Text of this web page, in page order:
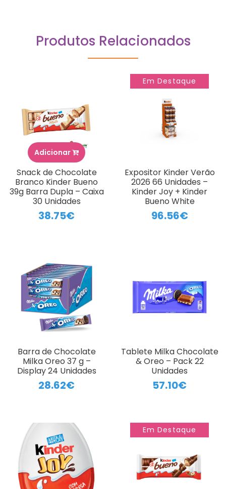
Produtos Relacionados
Adicionar
Snack de Chocolate
Branco Kinder Bueno
39g Barra Dupla – Caixa
30 Unidades
38.75€
Em Destaque
Expositor Kinder Verão
2026 66 Unidades –
Kinder Joy + Kinder
Bueno White
96.56€
Barra de Chocolate
Milka Oreo 37 g –
Display 24 Unidades
28.62€
Tablete Milka Chocolate
& Oreo – Pack 22
Unidades
57.10€
Em Destaque